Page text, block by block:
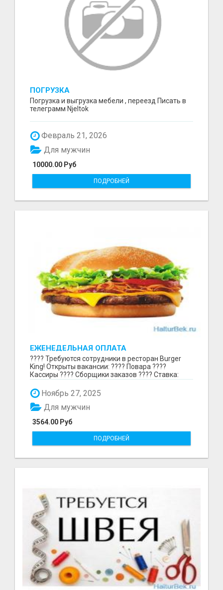
ПОГРУЗКА
Погрузка и выгрузка мебели , переезд Писать в
телеграмм Njeltok
Февраль 21, 2026
10000.00 Руб
Для мужчин
ПОДРОБНЕЙ
ЕЖЕНЕДЕЛЬНАЯ ОПЛАТА
???? Требуются сотрудники в ресторан Burger
King! Открыты вакансии: ???? Повара ????
Кассиры ???? Сборщики заказов ???? Ставка:
Ноябрь 27, 2025
3564.00 Руб
Для мужчин
ПОДРОБНЕЙ